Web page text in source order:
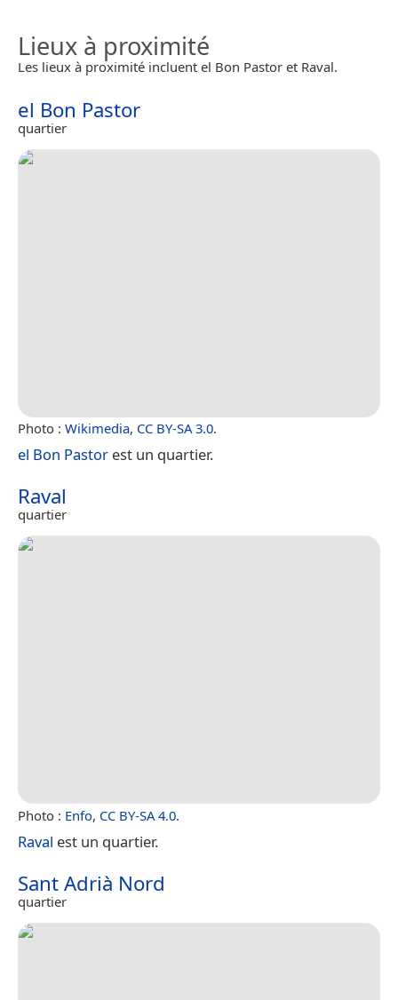
Lieux à proximité
Les lieux à proximité incluent el Bon Pastor et Raval.
el Bon Pastor
quartier
Photo : Wikimedia, CC BY-SA 3.0.
el Bon Pastor est un quartier.
Raval
quartier
Photo : Enfo, CC BY-SA 4.0.
Raval est un quartier.
Sant Adrià Nord
quartier